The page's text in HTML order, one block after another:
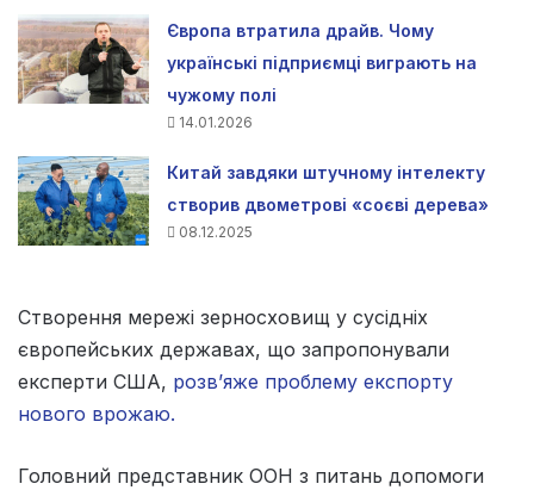
Європа втратила драйв. Чому
українські підприємці виграють на
чужому полі
14.01.2026
Китай завдяки штучному інтелекту
створив двометрові «соєві дерева»
08.12.2025
Створення мережі зерносховищ у сусідніх
європейських державах, що запропонували
експерти США, розв’яже проблему експорту
нового врожаю.
Головний представник ООН з питань допомоги